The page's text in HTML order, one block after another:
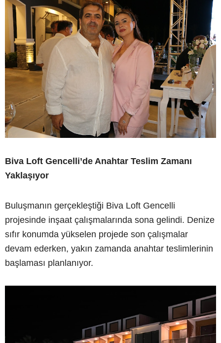
Biva Loft Gencelli’de Anahtar Teslim Zamanı
Yaklaşıyor
Buluşmanın gerçekleştiği Biva Loft Gencelli
projesinde inşaat çalışmalarında sona gelindi. Denize
sıfır konumda yükselen projede son çalışmalar
devam ederken, yakın zamanda anahtar teslimlerinin
başlaması planlanıyor.